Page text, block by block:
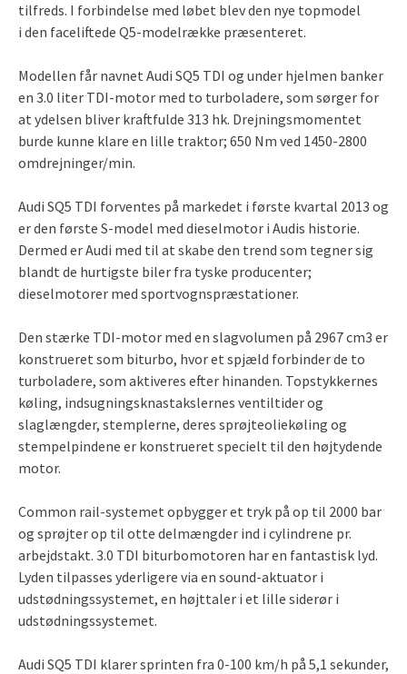
tilfreds. I forbindelse med løbet blev den nye topmodel
i den faceliftede Q5-modelrække præsenteret.
Modellen får navnet Audi SQ5 TDI og under hjelmen banker
en 3.0 liter TDI-motor med to turboladere, som sørger for
at ydelsen bliver kraftfulde 313 hk. Drejningsmomentet
burde kunne klare en lille traktor; 650 Nm ved 1450-2800
omdrejninger/min.
Audi SQ5 TDI forventes på markedet i første kvartal 2013 og
er den første S-model med dieselmotor i Audis historie.
Dermed er Audi med til at skabe den trend som tegner sig
blandt de hurtigste biler fra tyske producenter;
dieselmotorer med sportvognspræstationer.
Den stærke TDI-motor med en slagvolumen på 2967 cm3 er
konstrueret som biturbo, hvor et spjæld forbinder de to
turboladere, som aktiveres efter hinanden. Topstykkernes
køling, indsugningsknastakslernes ventiltider og
slaglængder, stemplerne, deres sprøjteoliekøling og
stempelpindene er konstrueret specielt til den højtydende
motor.
Common rail-systemet opbygger et tryk på op til 2000 bar
og sprøjter op til otte delmængder ind i cylindrene pr.
arbejdstakt. 3.0 TDI biturbomotoren har en fantastisk lyd.
Lyden tilpasses yderligere via en sound-aktuator i
udstødningssystemet, en højttaler i et lille siderør i
udstødningssystemet.
Audi SQ5 TDI klarer sprinten fra 0-100 km/h på 5,1 sekunder,